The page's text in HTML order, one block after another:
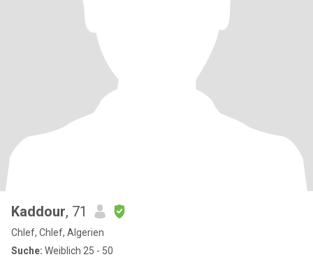
Kaddour, 71
Chlef, Chlef, Algerien
Suche: Weiblich 25 - 50